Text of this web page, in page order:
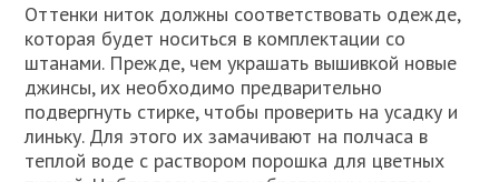
Оттенки ниток должны соответствовать одежде,
которая будет носиться в комплектации со
штанами. Прежде, чем украшать вышивкой новые
джинсы, их необходимо предварительно
подвергнуть стирке, чтобы проверить на усадку и
линьку. Для этого их замачивают на полчаса в
теплой воде с раствором порошка для цветных